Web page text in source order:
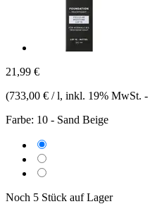
21,99 €
(733,00 € / l, inkl. 19% MwSt. -
Farbe: 10 - Sand Beige
Noch 5 Stück auf Lager